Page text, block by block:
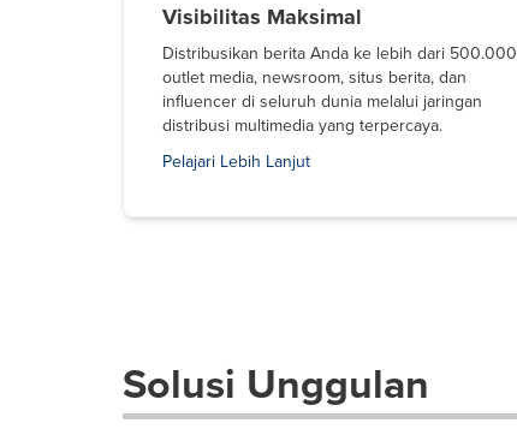
Visibilitas Maksimal
Distribusikan berita Anda ke lebih dari 500.000
outlet media, newsroom, situs berita, dan
influencer di seluruh dunia melalui jaringan
distribusi multimedia yang terpercaya.
Pelajari Lebih Lanjut
Solusi Unggulan